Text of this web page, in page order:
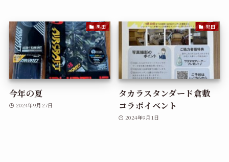
黒田
今年の夏
2024年9月27日
黒田
タカラスタンダード倉敷
コラボイベント
2024年9月1日